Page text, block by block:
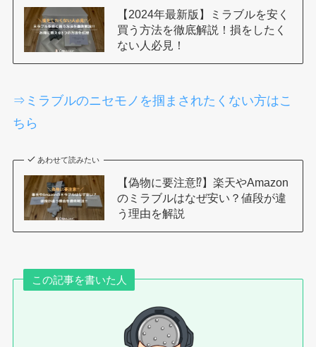
【2024年最新版】ミラブルを安く
買う方法を徹底解説！損をしたく
ない人必見！
⇒ミラブルのニセモノを掴まされたくない方はこ
ちら
あわせて読みたい
【偽物に要注意⁉︎】楽天やAmazon
のミラブルはなぜ安い？値段が違
う理由を解説
この記事を書いた人